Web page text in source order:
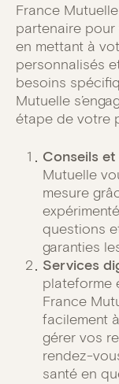
France
partenaire
en mettant à
personnalisés
besoins
Mutuelle
étape de votre
Conseils et
Mutuelle
mesure
questions
garanties
Services
plateforme
France
facilement
gérer vos
rendez-
santé en